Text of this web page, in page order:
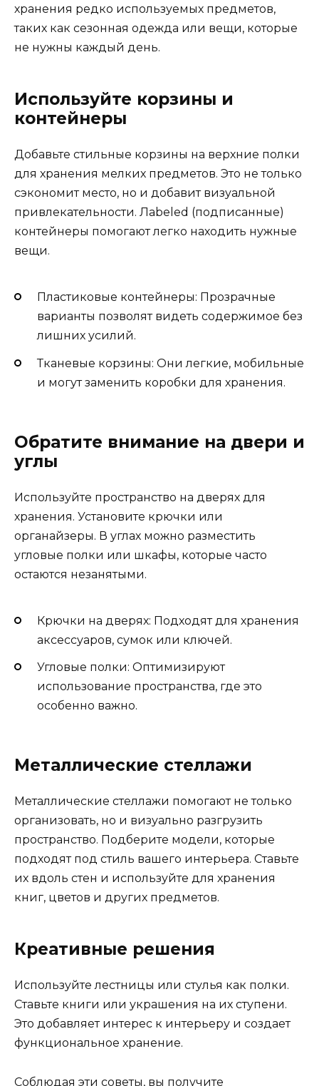
хранения редко используемых предметов,
таких как сезонная одежда или вещи, которые
не нужны каждый день.
Используйте корзины и
контейнеры
Добавьте стильные корзины на верхние полки
для хранения мелких предметов. Это не только
сэкономит место, но и добавит визуальной
привлекательности. Лabeled (подписанные)
контейнеры помогают легко находить нужные
вещи.
Пластиковые контейнеры: Прозрачные
варианты позволят видеть содержимое без
лишних усилий.
Тканевые корзины: Они легкие, мобильные
и могут заменить коробки для хранения.
Обратите внимание на двери и
углы
Используйте пространство на дверях для
хранения. Установите крючки или
органайзеры. В углах можно разместить
угловые полки или шкафы, которые часто
остаются незанятыми.
Крючки на дверях: Подходят для хранения
аксессуаров, сумок или ключей.
Угловые полки: Оптимизируют
использование пространства, где это
особенно важно.
Металлические стеллажи
Металлические стеллажи помогают не только
организовать, но и визуально разгрузить
пространство. Подберите модели, которые
подходят под стиль вашего интерьера. Ставьте
их вдоль стен и используйте для хранения
книг, цветов и других предметов.
Креативные решения
Используйте лестницы или стулья как полки.
Ставьте книги или украшения на их ступени.
Это добавляет интерес к интерьеру и создает
функциональное хранение.
Соблюдая эти советы, вы получите